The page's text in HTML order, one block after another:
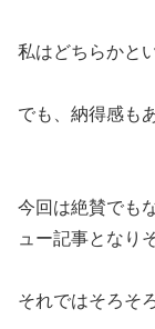
私はどちらかと
でも、納得感も
今回は絶賛でも
ュー記事となり
それではそろそ